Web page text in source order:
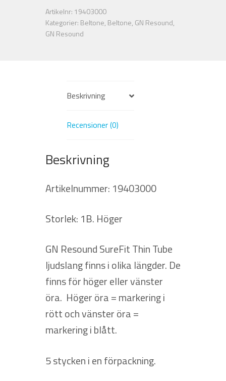
-1B
Höger.
GN
Artikelnr: 19403000
Kategorier: Beltone, Beltone, GN Resound,
GN Resound
Beskrivning
Recensioner (0)
Beskrivning
Artikelnummer: 19403000
Storlek: 1B. Höger
GN Resound SureFit Thin Tube
ljudslang finns i olika längder. De
finns för höger eller vänster
öra. Höger öra = markering i
rött och vänster öra =
markering i blått.
5 stycken i en förpackning.